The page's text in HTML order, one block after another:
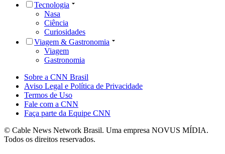
Tecnologia
Nasa
Ciência
Curiosidades
Viagem & Gastronomia
Viagem
Gastronomia
Sobre a CNN Brasil
Aviso Legal e Política de Privacidade
Termos de Uso
Fale com a CNN
Faça parte da Equipe CNN
© Cable News Network Brasil. Uma empresa NOVUS MÍDIA.
Todos os direitos reservados.